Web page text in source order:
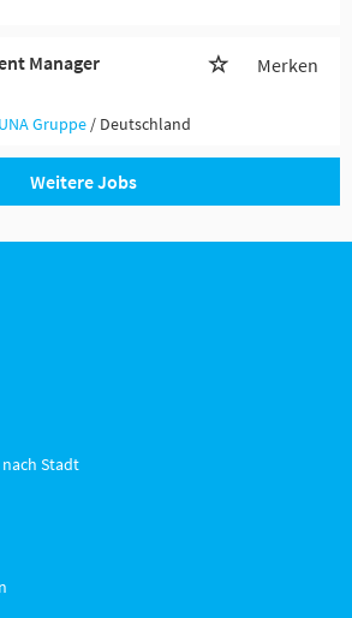
Manager
Merken
Gruppe / Deutschland
Weitere Jobs
Stadt